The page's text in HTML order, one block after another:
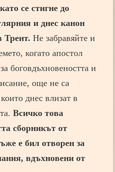
се стигне до
и днес канон
Трент. Не забравяйте и
когато апостол
боговдъхновеността и
още не са
днес влизат в
Всичко това
сборникът от
е бил отворен за
вдъхновени от